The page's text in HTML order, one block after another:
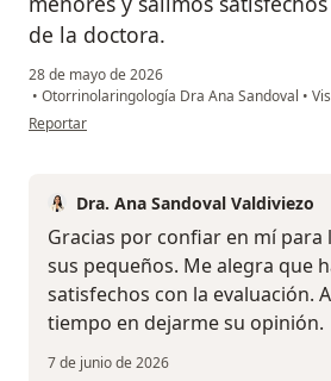
de la doctora.
28 de mayo de 2026
• Otorrinolaringología Dra Ana Sandoval •
en opinión del usuario AAO
Reportar
Dra. Ana Sandoval Valdiviezo
Gracias por confiar en mí para
sus pequeños. Me alegra que
satisfechos con la evaluación.
tiempo en dejarme su opinión.
7 de junio de 2026